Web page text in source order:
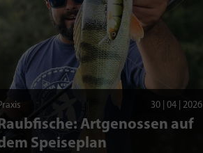
30 | 04 | 2026
Artgenossen auf
Speiseplan